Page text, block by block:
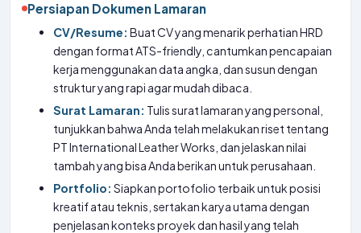
Persiapan Dokumen Lamaran
CV/Resume: Buat CV yang menarik perhatian HRD
dengan format ATS-friendly, cantumkan pencapaian
kerja menggunakan data angka, dan susun dengan
struktur yang rapi agar mudah dibaca.
Surat Lamaran: Tulis surat lamaran yang personal,
tunjukkan bahwa Anda telah melakukan riset tentang
PT International Leather Works, dan jelaskan nilai
tambah yang bisa Anda berikan untuk perusahaan.
Portfolio: Siapkan portofolio terbaik untuk posisi
kreatif atau teknis, sertakan karya utama dengan
penjelasan konteks proyek dan hasil yang telah